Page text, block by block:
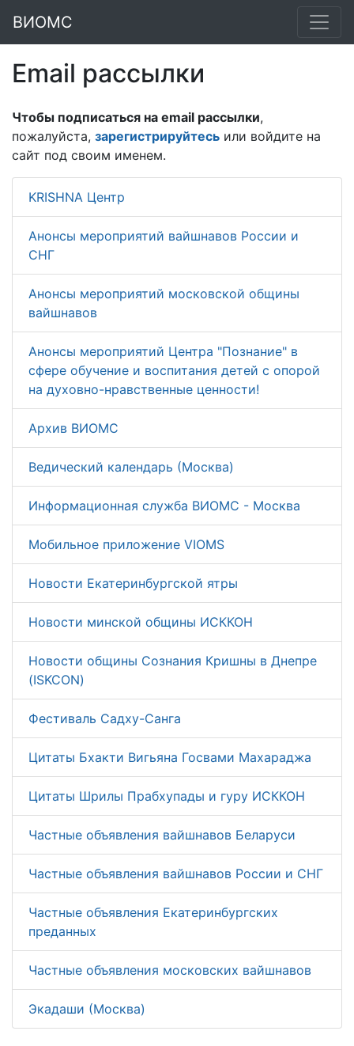
ВИОМС
Email рассылки
Чтобы подписаться на email рассылки,
пожалуйста, зарегистрируйтесь или войдите на
сайт под своим именем.
KRISHNA Центр
Анонсы мероприятий вайшнавов России и
СНГ
Анонсы мероприятий московской общины
вайшнавов
Анонсы мероприятий Центра "Познание" в
сфере обучение и воспитания детей с опорой
на духовно-нравственные ценности!
Архив ВИОМС
Ведический календарь (Москва)
Информационная служба ВИОМС - Москва
Мобильное приложение VIOMS
Новости Екатеринбургской ятры
Новости минской общины ИСККОН
Новости общины Сознания Кришны в Днепре
(ISKCON)
Фестиваль Садху-Санга
Цитаты Бхакти Вигьяна Госвами Махараджа
Цитаты Шрилы Прабхупады и гуру ИСККОН
Частные объявления вайшнавов Беларуси
Частные объявления вайшнавов России и СНГ
Частные объявления Екатеринбургских
преданных
Частные объявления московских вайшнавов
Экадаши (Москва)